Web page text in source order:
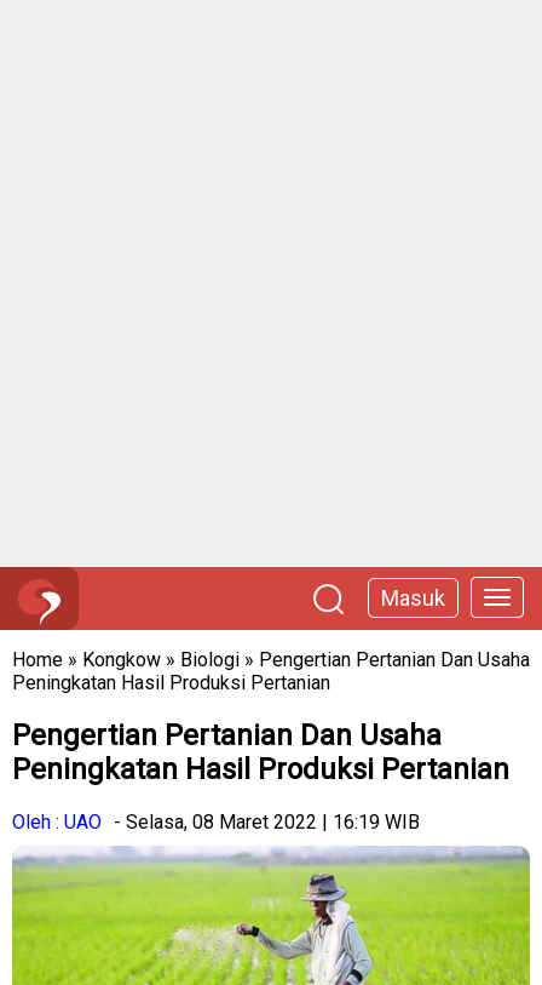
Masuk
Home » Kongkow » Biologi » Pengertian Pertanian Dan Usaha
Peningkatan Hasil Produksi Pertanian
Pengertian Pertanian Dan Usaha
Peningkatan Hasil Produksi Pertanian
Oleh : UAO - Selasa, 08 Maret 2022 | 16:19 WIB